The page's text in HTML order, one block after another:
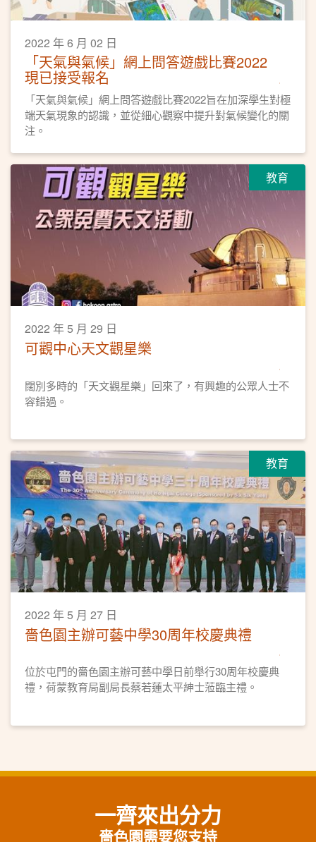
2022 年 6 月 02 日
「天氣與氣候」網上問答遊戲比賽2022
現已接受報名
「天氣與氣候」網上問答遊戲比賽2022旨在加深學生對極
端天氣現象的認識，並從細心觀察中提升對氣候變化的關
注。
教育
2022 年 5 月 29 日
可觀中心天文觀星樂
闊別多時的「天文觀星樂」回來了，有興趣的公眾人士不
容錯過。
教育
2022 年 5 月 27 日
嗇色園主辦可藝中學30周年校慶典禮
位於屯門的嗇色園主辦可藝中學日前舉行30周年校慶典
禮，荷蒙教育局副局長蔡若蓮太平紳士蒞臨主禮。
一齊來出分力
嗇色園需要您支持